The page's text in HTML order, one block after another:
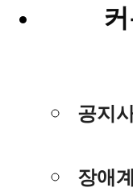
공지
장애